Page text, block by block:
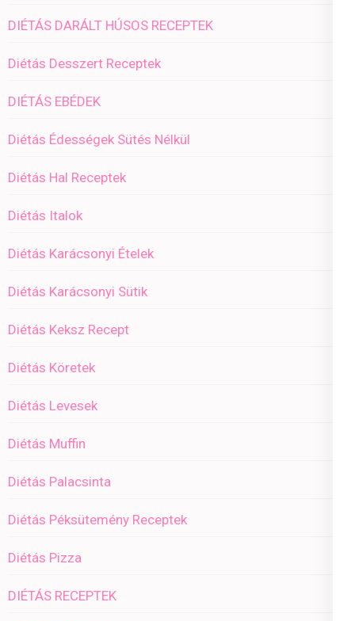
DIÉTÁS DARÁLT HÚSOS RECEPTEK
Diétás Desszert Receptek
DIÉTÁS EBÉDEK
Diétás Édességek Sütés Nélkül
Diétás Hal Receptek
Diétás Italok
Diétás Karácsonyi Ételek
Diétás Karácsonyi Sütik
Diétás Keksz Recept
Diétás Köretek
Diétás Levesek
Diétás Muffin
Diétás Palacsinta
Diétás Péksütemény Receptek
Diétás Pizza
DIÉTÁS RECEPTEK